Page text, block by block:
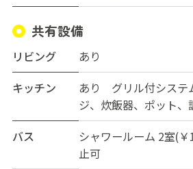
共有設備
リビング
あり
キッチン
あり グリル付システ
ジ、炊飯器、ポット
バス
シャワールーム 2室(
止可